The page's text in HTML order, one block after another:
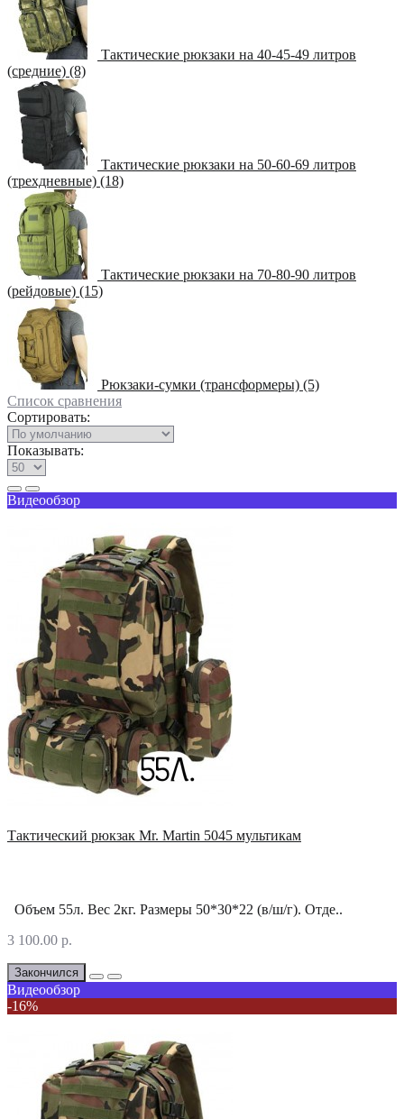
Тактические рюкзаки на 40-45-49 литров
(средние) (8)
Тактические рюкзаки на 50-60-69 литров
(трехдневные) (18)
Тактические рюкзаки на 70-80-90 литров
(рейдовые) (15)
Рюкзаки-сумки (трансформеры) (5)
Список сравнения
Сортировать:
Показывать:
Видеообзор
Тактический рюкзак Mr. Martin 5045 мультикам
Объем 55л. Вес 2кг. Размеры 50*30*22 (в/ш/г). Отде..
3 100.00 р.
Закончился
Видеообзор
-16%